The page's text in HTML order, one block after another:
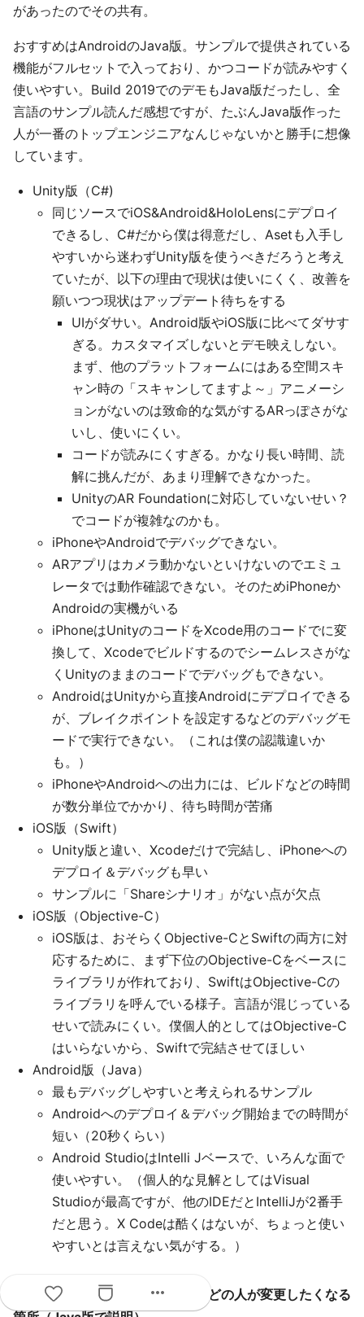
があったのでその共有。
おすすめはAndroidのJava版。サンプルで提供されている
機能がフルセットで入っており、かつコードが読みやすく
使いやすい。Build 2019でのデモもJava版だったし、全
言語のサンプル読んだ感想ですが、たぶんJava版作った
人が一番のトップエンジニアなんじゃないかと勝手に想像
しています。
Unity版（C#)
同じソースでiOS&Android&HoloLensにデプロイ
できるし、C#だから僕は得意だし、Asetも入手し
やすいから迷わずUnity版を使うべきだろうと考え
ていたが、以下の理由で現状は使いにくく、改善を
願いつつ現状はアップデート待ちをする
UIがダサい。Android版やiOS版に比べてダサす
ぎる。カスタマイズしないとデモ映えしない。
まず、他のプラットフォームにはある空間スキ
ャン時の「スキャンしてますよ～」アニメーシ
ョンがないのは致命的な気がするARっぽさがな
いし、使いにくい。
コードが読みにくすぎる。かなり長い時間、読
解に挑んだが、あまり理解できなかった。
UnityのAR Foundationに対応していないせい？
でコードが複雑なのかも。
iPhoneやAndroidでデバッグできない。
ARアプリはカメラ動かないといけないのでエミュ
レータでは動作確認できない。そのためiPhoneか
Androidの実機がいる
iPhoneはUnityのコードをXcode用のコードでに変
換して、Xcodeでビルドするのでシームレスさがな
くUnityのままのコードでデバッグもできない。
AndroidはUnityから直接Androidにデプロイできる
が、ブレイクポイントを設定するなどのデバッグモ
ードで実行できない。（これは僕の認識違いか
も。）
iPhoneやAndroidへの出力には、ビルドなどの時間
が数分単位でかかり、待ち時間が苦痛
iOS版（Swift）
Unity版と違い、Xcodeだけで完結し、iPhoneへの
デプロイ＆デバッグも早い
サンプルに「Shareシナリオ」がない点が欠点
iOS版（Objective-C）
iOS版は、おそらくObjective-CとSwiftの両方に対
応するために、まず下位のObjective-Cをベースに
ライブラリが作れており、SwiftはObjective-Cの
ライブラリを呼んでいる様子。言語が混じっている
せいで読みにくい。僕個人的としてはObjective-C
はいらないから、Swiftで完結させてほしい
Android版（Java）
最もデバッグしやすいと考えられるサンプル
Androidへのデプロイ＆デバッグ開始までの時間が
短い（20秒くらい）
Android StudioはIntelli Jベースで、いろんな面で
使いやすい。（個人的な見解としてはVisual
Studioが最高ですが、他のIDEだとIntelliJが2番手
だと思う。X Codeは酷くはないが、ちょっと使い
やすいとは言えない気がする。）
サンプルコードで、たぶんほとんどの人が変更したくなる
more_horiz